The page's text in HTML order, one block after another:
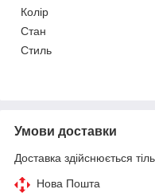
Колір
Стан
Стиль
Умови доставки
Доставка здійснюється
Нова Пошта